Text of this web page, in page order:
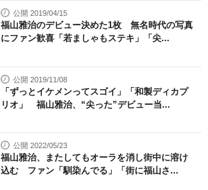
公開 2019/04/15
福山雅治のデビュー決めた1枚 無名時代の写真
にファン歓喜「若ましゃもステキ」「尖...
公開 2019/11/08
「ずっとイケメンってスゴイ」「和製ディカプ
リオ」 福山雅治、“尖った”デビュー当...
公開 2022/05/23
福山雅治、またしてもオーラを消し街中に溶け
込む ファン「馴染んでる」「街に福山さ...